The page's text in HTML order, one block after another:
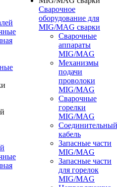
Сварочное
оборудование для
MIG/MAG сварки
Сварочные
аппараты
MIG/MAG
Механизмы
подачи
проволоки
MIG/MAG
Сварочные
горелки
MIG/MAG
Соединительный
кабель
Запасные части
MIG/MAG
Запасные части
для горелок
MIG/MAG